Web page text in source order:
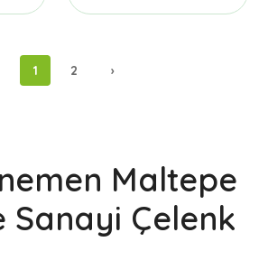
1 2 ›
Maltepe
Sanayi Çelenk